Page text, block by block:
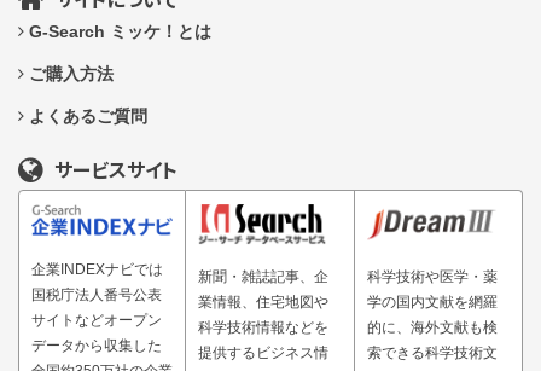
G-Search ミッケ！とは
ご購入方法
よくあるご質問
サービスサイト
企業INDEXナビでは
国税庁法人番号公表
サイトなどオープン
データから収集した
新聞・雑誌記事、企
業情報、住宅地図や
科学技術情報などを
提供するビジネス情
科学技術や医学・薬
学の国内文献を網羅
的に、海外文献も検
索できる科学技術文